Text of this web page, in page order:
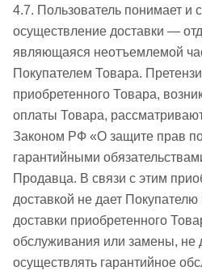
4.7. Пользователь понимает и
осуществление доставки —
являющаяся неотъемлемой
Покупателем Товара.
приобретенного Товара,
оплаты Товара,
Законом РФ «О защите прав
гарантийными
Продавца. В связи с этим
доставкой не дает
доставки приобретенного
обслуживания или замены, не
осуществлять гарантийное